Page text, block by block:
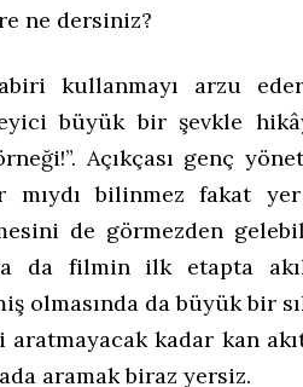
ne dersiniz?
kullanmayı arzu
büyük bir şevkle
Açıkçası genç
mıydı bilinmez fakat
de görmezden
da filmin ilk etapta
olmasında da büyük bir
kadar kan
aramak biraz yersiz.